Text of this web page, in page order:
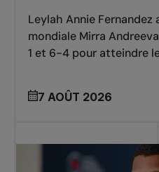
Leylah Annie
mondiale Mirra
1 et 6-4 pour atteindre
7 AOÛT 2026